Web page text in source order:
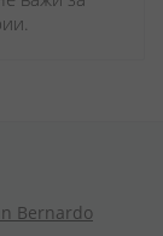
Bernardo